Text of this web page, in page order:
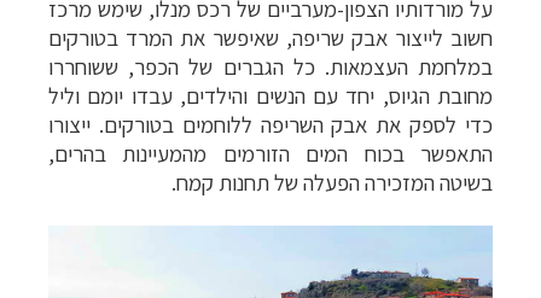
על מורדותיו הצפון-מערביים של רכס מנלו, שימש מרכז
חשוב לייצור אבק שריפה, שאיפשר את המרד בטורקים
במלחמת העצמאות. כל הגברים של הכפר, ששוחררו
מחובת הגיוס, יחד עם הנשים והילדים, עבדו יומם וליל
כדי לספק את אבק השריפה ללוחמים בטורקים. ייצורו
התאפשר בכוח המים הזורמים מהמעיינות בהרים,
בשיטה המזכירה הפעלה של תחנות קמח.